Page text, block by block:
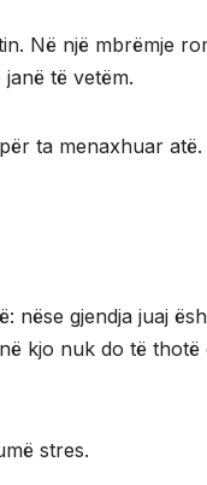
Në një mbrëmje
të vetëm.
ta menaxhuar atë.
nëse gjendja juaj
kjo nuk do të thotë
stres.